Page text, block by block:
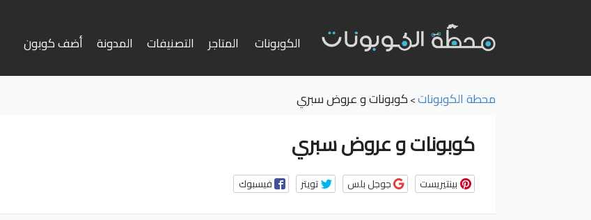
إلى
المحتوى
الكوبونات المتاجر التصنيفات المدونة أضف كوبون
محطة الكوبونات>كوبونات و عروض سبري
كوبونات و عروض سبري
فيسبوك تويتر جوجل بلس بينتيريست